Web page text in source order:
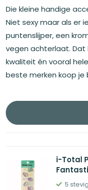
Die kleine handige
Niet sexy maar als er
puntenslijper, een
vegen achterlaat. Dat
kwaliteit én vooral
beste merken koop
i-Total
5